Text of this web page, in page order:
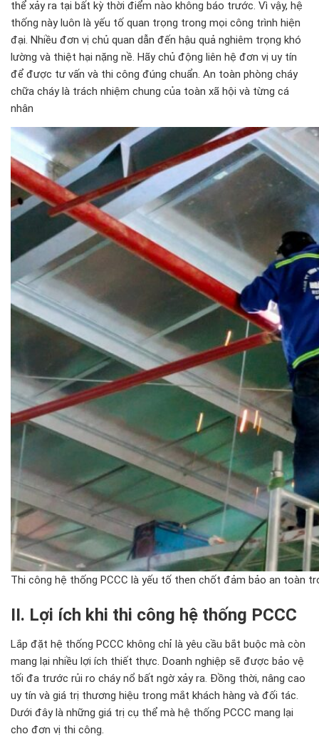
thể xảy ra tại bất kỳ thời điểm nào không báo trước. Vì vậy, hệ
thống này luôn là yếu tố quan trọng trong mọi công trình hiện
đại. Nhiều đơn vị chủ quan dẫn đến hậu quả nghiêm trọng khó
lường và thiệt hại nặng nề. Hãy chủ động liên hệ đơn vị uy tín
để được tư vấn và thi công đúng chuẩn. An toàn phòng cháy
chữa cháy là trách nhiệm chung của toàn xã hội và từng cá
nhân
Thi công hệ thống PCCC là yếu tố then chốt đảm bảo an toàn
II. Lợi ích khi thi công hệ thống PCCC
Lắp đặt hệ thống PCCC không chỉ là yêu cầu bắt buộc mà còn
mang lại nhiều lợi ích thiết thực. Doanh nghiệp sẽ được bảo vệ
tối đa trước rủi ro cháy nổ bất ngờ xảy ra. Đồng thời, nâng cao
uy tín và giá trị thương hiệu trong mắt khách hàng và đối tác.
Dưới đây là những giá trị cụ thể mà hệ thống PCCC mang lại
cho đơn vị thi công.